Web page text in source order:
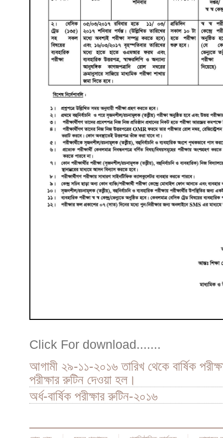
Click For download.......
আগামী ২৯-১১-২০১৬ তারিখ থেকে বার্ষিক
পরীক্ষার রুটিন দেওয়া হল।
অর্ধ-বার্ষিক পরীক্ষার রুটিন-২০১৬